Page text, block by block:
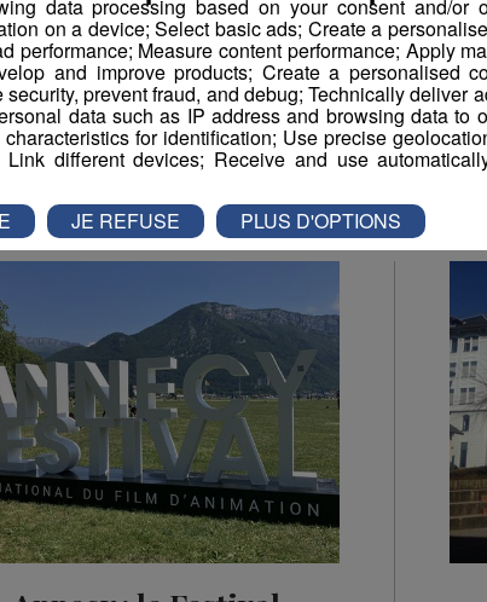
Culture
data processing based on your consent and/or
on a device; Select basic ads; Create a
performance; Measure content performance; Apply
and improve products; Create a personalised
prevent fraud, and debug; Technically deliver
data such as IP address and browsing data to
for identification; Use precise
different devices; Receive and use
JE REFUSE PLUS D'OPTIONS